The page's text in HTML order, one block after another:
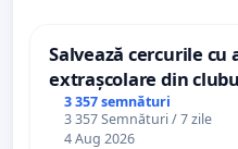
Salvează cercurile
extrașcolare din
palatele copiilor
3 357 semnături
3 357 Semnături / 7 zile
4 Aug 2026